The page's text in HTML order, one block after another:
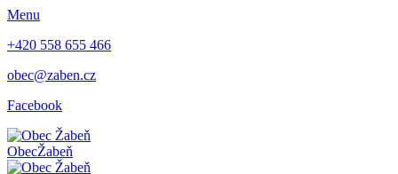
Menu
+420 558 655 466
obec@zaben.cz
Facebook
ObecŽabeň